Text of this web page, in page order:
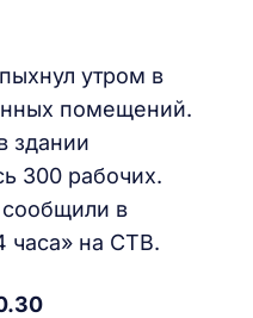
утром в
помещений.
здании
300 рабочих.
сообщили в
часа» на СТВ.